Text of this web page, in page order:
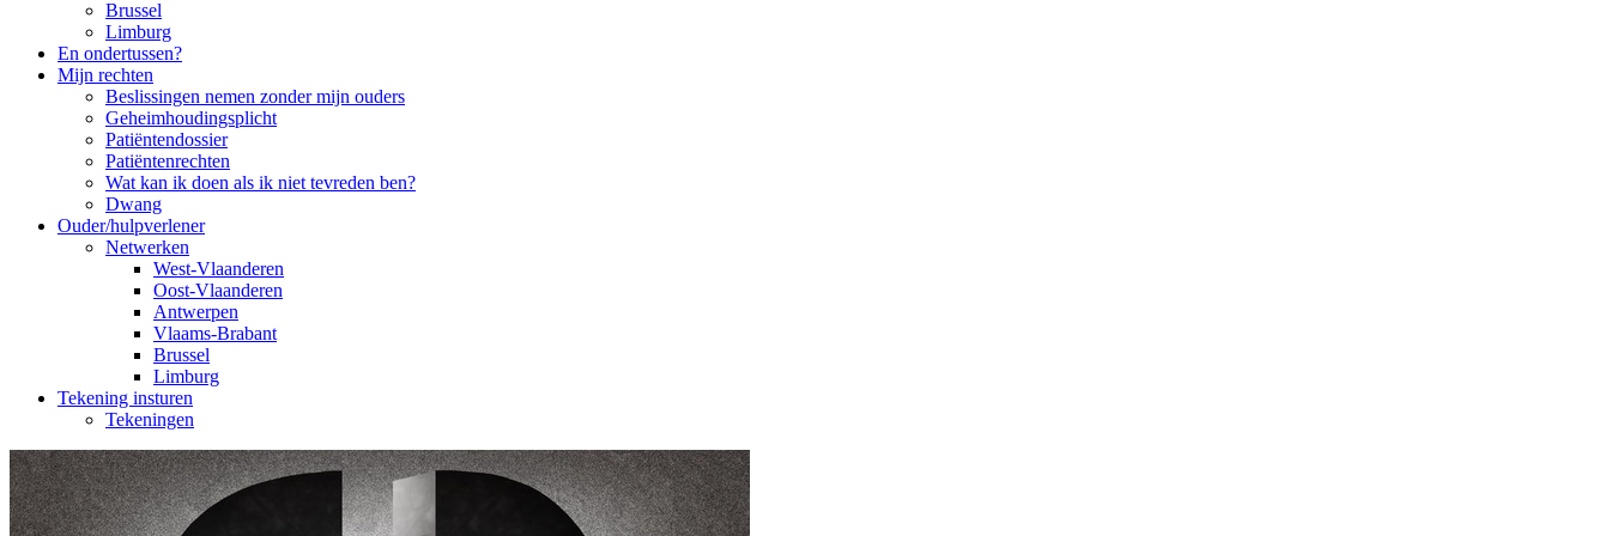
Brussel
Limburg
En ondertussen?
Mijn rechten
Beslissingen nemen zonder mijn ouders
Geheimhoudingsplicht
Patiëntendossier
Patiëntenrechten
Wat kan ik doen als ik niet tevreden ben?
Dwang
Ouder/hulpverlener
Netwerken
West-Vlaanderen
Oost-Vlaanderen
Antwerpen
Vlaams-Brabant
Brussel
Limburg
Tekening insturen
Tekeningen